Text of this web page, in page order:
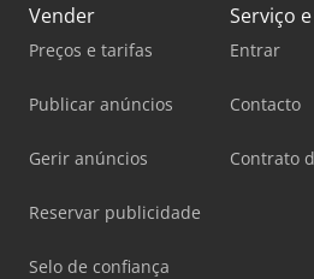
Vender
Preços e tarifas
Publicar anúncios
Gerir anúncios
Reservar publicidade
Selo de confiança
Serviço
Entrar
Contacto
Contrato